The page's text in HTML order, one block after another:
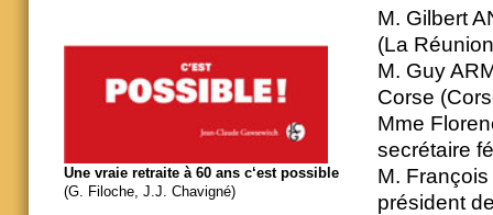
M. Gilbert
(La
M. Guy
Corse
Mme
secrétaire
M.
président
Une vraie retraite à 60 ans c‘est possible
(G. Filoche, J.J. Chavigné)